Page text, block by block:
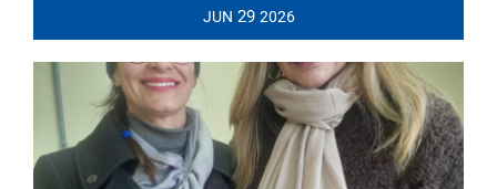
JUN 29 2026